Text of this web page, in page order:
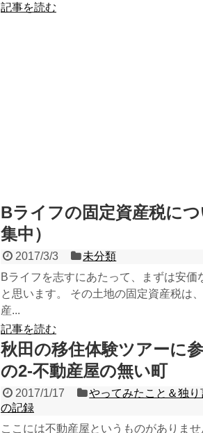
記事を読む
Bライフの固定資産税に
集中）
2017/3/3
未分類
Bライフを志すにあたって、まずは安
と思います。 その土地の固定資産税は
産...
記事を読む
秋田の移住体験ツアーに
の2-不動産屋の無い町
2017/1/17 やってみたこと＆独り
の記録
ここには不動産屋というものがありま